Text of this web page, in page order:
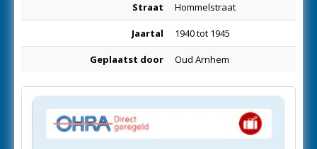
Straat Hommelstraat
Jaartal 1940 tot 1945
Geplaatst door Oud Arnhem